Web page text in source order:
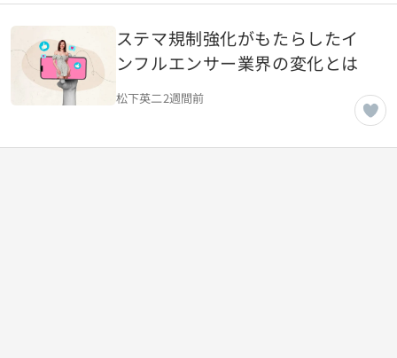
ステマ規制強化がもたらしたイ
ンフルエンサー業界の変化とは
松下英二2週間前